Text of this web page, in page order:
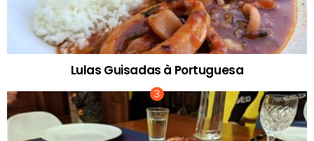
Lulas Guisadas à Portuguesa